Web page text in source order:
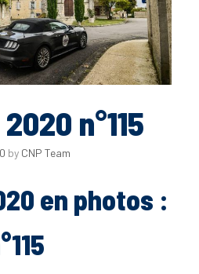
n°115
by CNP Team
en photos :